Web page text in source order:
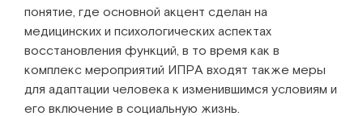
понятие, где основной акцент сделан на
медицинских и психологических аспектах
восстановления функций, в то время как в
комплекс мероприятий ИПРА входят также меры
для адаптации человека к изменившимся условиям и
его включение в социальную жизнь.